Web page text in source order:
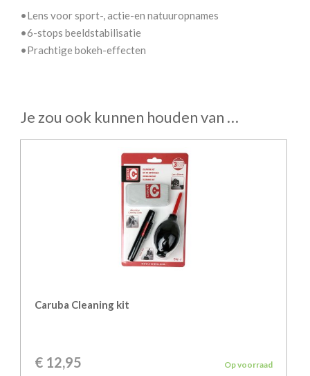
•Lens voor sport-, actie-en natuuropnames
•6-stops beeldstabilisatie
•Prachtige bokeh-effecten
Je zou ook kunnen houden van …
Caruba Cleaning kit
€ 12,95 Op voorraad